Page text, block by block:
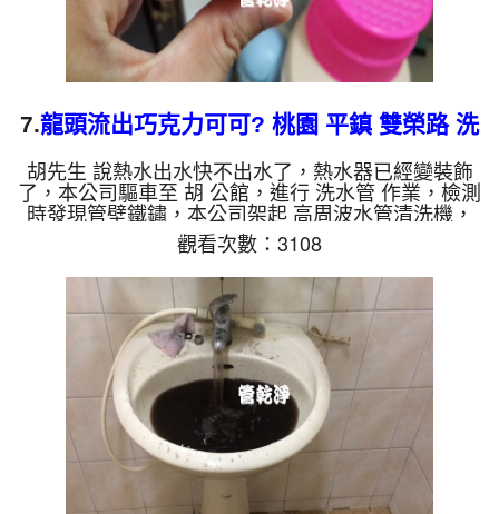
7.龍頭流出巧克力可可? 桃園 平鎮 雙榮路 洗
水管
胡先生 說熱水出水快不出水了，熱水器已經變裝飾
了，本公司驅車至 胡 公館，進行 洗水管 作業，檢測
時發現管壁鐵鏽，本公司架起 高周波水管清洗機，
灌入 檸檬酸 至水管，等了約15分，開啟 水管清洗機
，啟動 螺旋波 模式，一洗水管就洗出，顏色越洗越
髒，看起來跟中藥湯沒兩樣，兩個多小時後，出水變
乾淨出水量也變大了。 如是自來水，如水管老化，
會產生鐵鏽跟泥沙堆積，洗出來的水就會是咖啡色，
地下水含有氧化錳，管壁上會結成黑色管垢，洗出來
的水會跟石油一樣黑，有些洗出綠色的水，是因為裡
面有銅的物質，生鏽...
觀看次數：3108